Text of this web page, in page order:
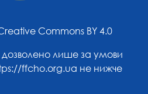
Commons BY 4.0
дозволено лише за умови
ffcho.org.ua не нижче